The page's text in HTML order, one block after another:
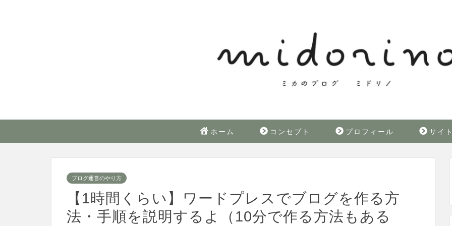
ホーム コンセプト プロフィール サイ
ブログ運営のやり方
【1時間くらい】ワードプレスでブログを作る方
法・手順を説明するよ（10分で作る方法もある